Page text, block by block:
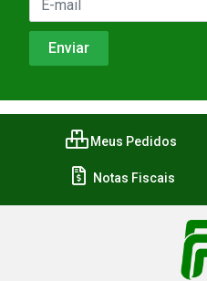
Meus Pedidos
Notas Fiscais